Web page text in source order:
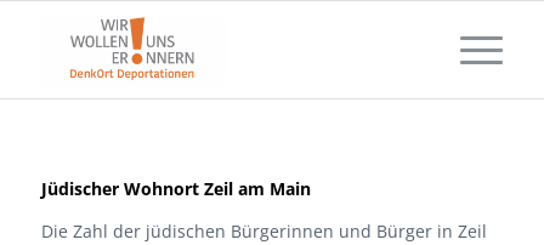
Jüdischer Wohnort Zeil am Main
Die Zahl der jüdischen Bürgerinnen und Bürger in Zeil